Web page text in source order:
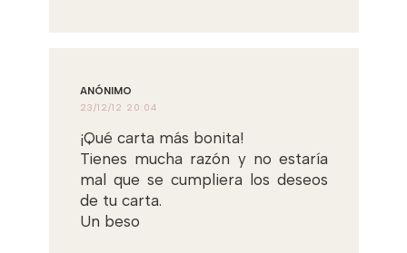
ANÓNIMO
23/12/12 20:04
¡Qué carta más bonita!
Tienes mucha razón y no estaría
mal que se cumpliera los deseos
de tu carta.
Un beso